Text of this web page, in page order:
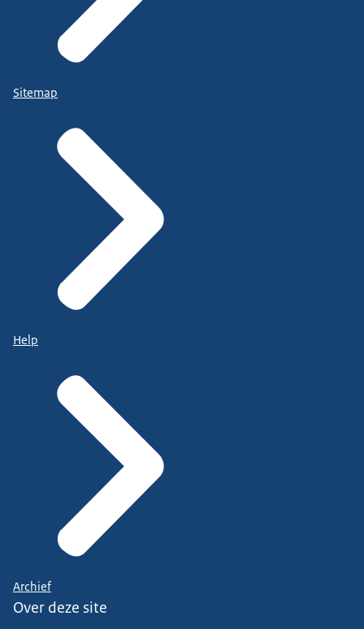
Sitemap
Help
Archief
Over deze site